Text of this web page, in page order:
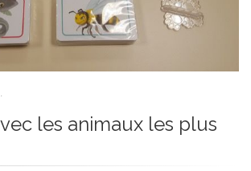
les animaux les plus